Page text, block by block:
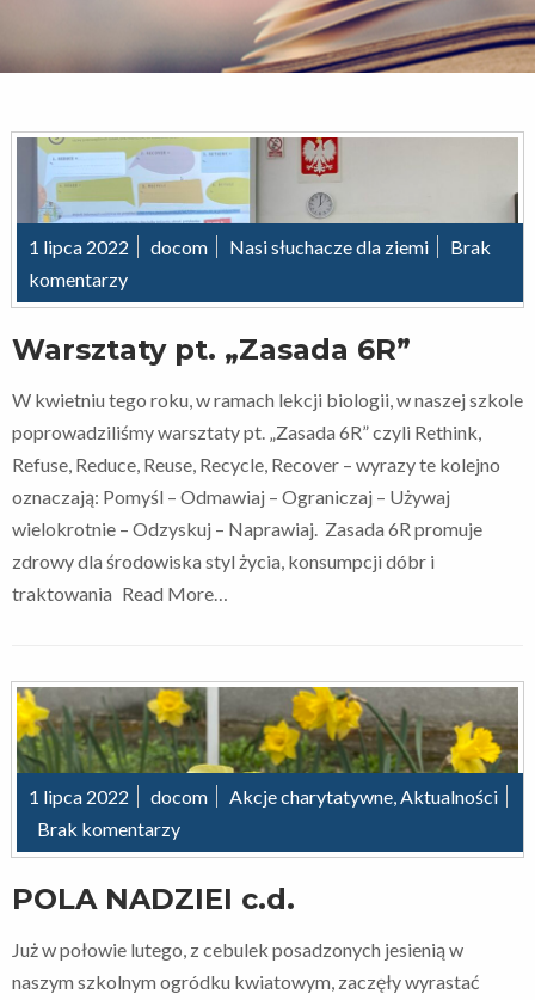
1 lipca 2022 docom Nasi słuchacze dla ziemi
Brak
komentarzy
Warsztaty pt. „Zasada 6R”
W kwietniu tego roku, w ramach lekcji biologii, w naszej szkole
poprowadziliśmy warsztaty pt. „Zasada 6R” czyli Rethink,
Refuse, Reduce, Reuse, Recycle, Recover – wyrazy te kolejno
oznaczają: Pomyśl – Odmawiaj – Ograniczaj – Używaj
wielokrotnie – Odzyskuj – Naprawiaj. Zasada 6R promuje
zdrowy dla środowiska styl życia, konsumpcji dóbr i
traktowania Read More…
1 lipca 2022 docom Akcje charytatywne Aktualności
Brak komentarzy
POLA NADZIEI c.d.
Już w połowie lutego, z cebulek posadzonych jesienią w
naszym szkolnym ogródku kwiatowym, zaczęły wyrastać